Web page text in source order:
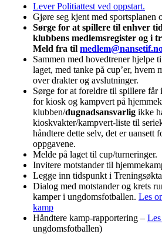
Lever Politiattest ved oppstart.
Gjøre seg kjent med sportsplanen
Sørge for at spillere til enhver
klubbens medlemsregister og i
Meld fra til
Sammen med hovedtrener hjelpe
laget, med tanke på cup’er, hvem
over drakter og avslutninger.
Sørge for at foreldre til spillere får
for kiosk og kampvert på
klubben/dugnadsansvarlig ikke
kioskvakter/kampvert-liste til
håndtere dette selv, det er uansett
oppgavene.
Melde på laget til cup/turneringer.
Invitere motstander til
Legge inn tidspunkt i
Dialog med motstander og krets
kamper i ungdomsfotballen. Les
kamp
Håndtere kamp-rapportering –
ungdomsfotballen)